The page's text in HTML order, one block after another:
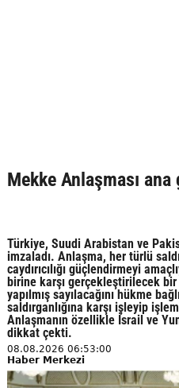
Mekke Anlaşması ana
Türkiye, Suudi Arabistan ve
imzaladı. Anlaşma, her türlü
caydırıcılığı güçlendirmeyi
birine karşı gerçekleştirilecek bir
yapılmış sayılacağını hükme
saldırganlığına karşı işleyip
Anlaşmanın özellikle İsrail ve
dikkat çekti.
08.08.2026 06:53:00
Haber Merkezi